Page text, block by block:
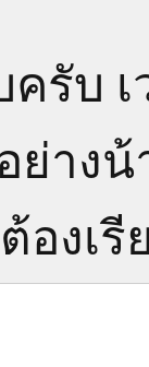
ครับ
างน้
องเ